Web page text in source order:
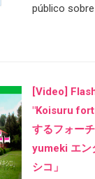
público
[Video]
"Koisuru
するフォー
yumeki エン
シコ」